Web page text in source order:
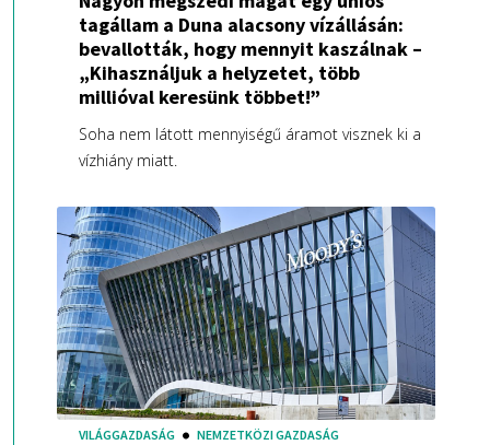
tagállam a Duna alacsony vízállásán:
bevallották, hogy mennyit kaszálnak –
„Kihasználjuk a helyzetet, több
millióval keresünk többet!”
Soha nem látott mennyiségű áramot visznek ki a
vízhiány miatt.
VILÁGGAZDASÁG NEMZETKÖZI GAZDASÁG